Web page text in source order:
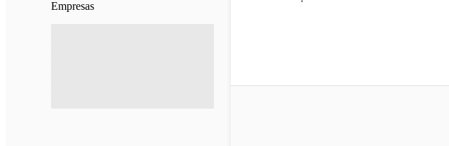
Empresas